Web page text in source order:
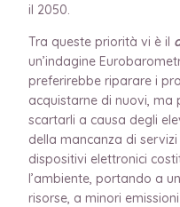
il 2050.
Tra queste priorità vi è il
un’indagine
preferirebbe riparare i
acquistarne di nuovi, ma
scartarli a causa degli
della mancanza di
dispositivi elettronici
l’ambiente, portando a
risorse, a minori